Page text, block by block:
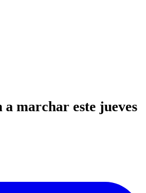
marchar este jueves